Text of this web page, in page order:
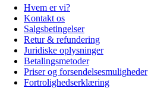
Hvem er vi?
Kontakt os
Salgsbetingelser
Retur & refundering
Juridiske oplysninger
Betalingsmetoder
Priser og forsendelsesmuligheder
Fortrolighedserklæring